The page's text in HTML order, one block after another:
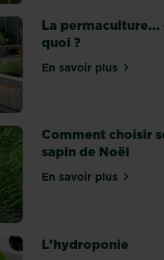
La permaculture...
quoi ?
En savoir plus
sur La
Comment choisir
sapin de Noël
En savoir plus
sur
L'hydroponie